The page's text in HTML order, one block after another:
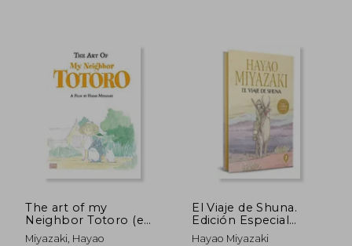
The art of my
Neighbor Totoro (en
Inglés)
Miyazaki, Hayao
El Viaje de Shuna.
Edición Especial
Limitada
Hayao Miyazaki